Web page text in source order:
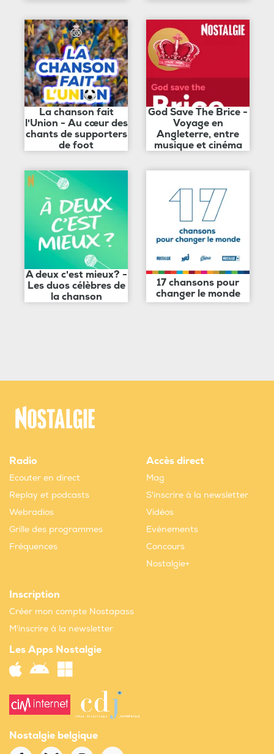
La chanson fait
l'Union - Au cœur des
chants de supporters
de foot
God Save The Brice -
Voyage en
Angleterre, entre
musique et cinéma
A deux c'est mieux? -
Les duos célèbres de
la chanson
17 chansons pour
changer le monde
Radio
Ecouter en direct
Replay et podcasts
Webradios
Grille des programmes
Fréquences
Accès direct
Mag
S'inscrire à la newsletter
Vidéos
Evènements
Concours
Nostalgie+
Inscription
Créer mon compte Nostapass
M'inscrire à la newsletter
Les Apps Nostalgie
Nostalgie belgique